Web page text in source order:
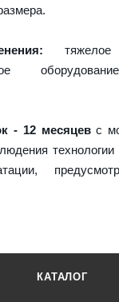
тяжелое
- 12 месяцевс
КАТАЛОГ